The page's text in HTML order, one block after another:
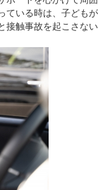
ている時は、子ども
接触事故を起こさな